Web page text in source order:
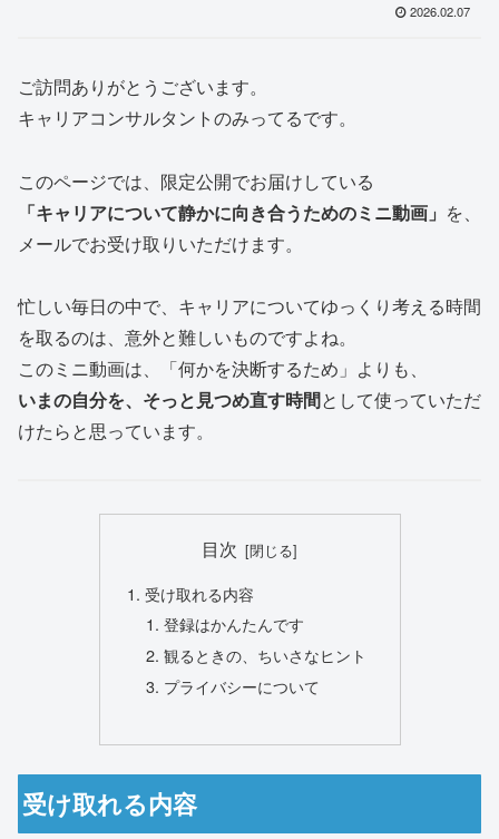
2026.02.07
ご訪問ありがとうございます。
キャリアコンサルタントのみってるです。
このページでは、限定公開でお届けしている
「キャリアについて静かに向き合うためのミニ動画」 を、
メールでお受け取りいただけます。
忙しい毎日の中で、キャリアについてゆっくり考える時間
を取るのは、意外と難しいものですよね。
このミニ動画は、「何かを決断するため」よりも、
いまの自分を、そっと見つめ直す時間として使っていただ
けたらと思っています。
目次
受け取れる内容
登録はかんたんです
観るときの、ちいさなヒント
プライバシーについて
受け取れる内容